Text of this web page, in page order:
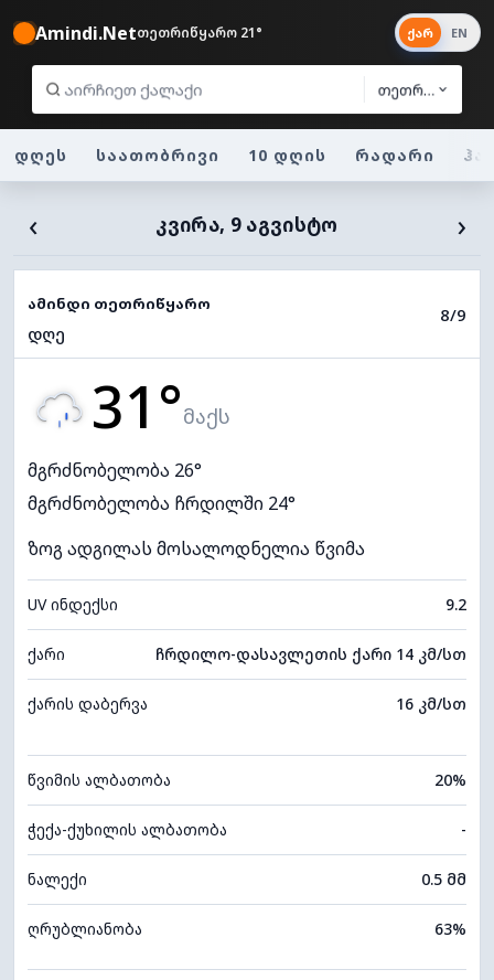
Amindi.Netთეთრიწყარო 21°
თეთრიწყარო
ქარ EN
დღეს საათობრივი 10 დღის რადარი
‹ ᲙᲕᲘᲠᲐ, 9 ᲐᲒᲕᲘᲡᲢᲝ ›
ამინდი თეთრიწყარო
დღე
8/9
31°მაქს
მგრძნობელობა 26°
მგრძნობელობა ჩრდილში 24°
ზოგ ადგილას მოსალოდნელია წვიმა
UV ინდექსი 9.2
ქარი ჩრდილო-დასავლეთის ქარი 14 კმ/სთ
ქარის დაბერვა 16 კმ/სთ
წვიმის ალბათობა 20%
ჭექა-ქუხილის ალბათობა -
ნალექი 0.5 მმ
ღრუბლიანობა 63%